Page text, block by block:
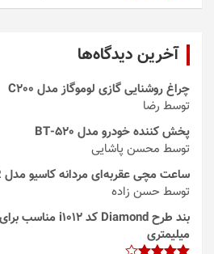
آخرین دیدگاه‌ها
چراغ روشنایی گازی لوموگاز مدل C200
توسط رضا
پخش کننده خودرو مدل 520-BT
توسط محسن پاشایی
ساعت مچی عقربه‌ای مردانه کاسیو مدل GBA-800-1ADR
توسط حسن زاده
میلیمتری